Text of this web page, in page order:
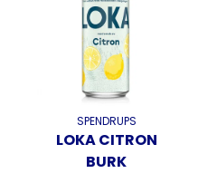
SPENDRUPS
LOKA CITRON
BURK